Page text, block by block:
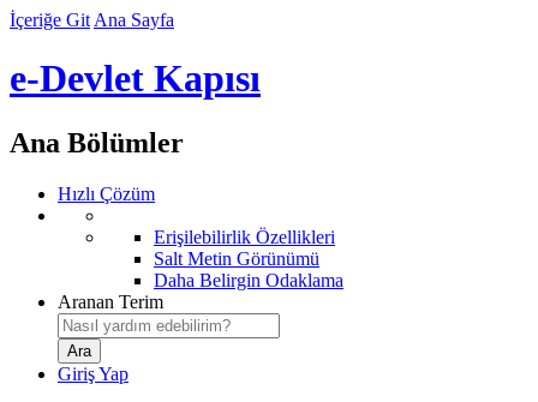
İçeriğe Git Ana Sayfa
e-Devlet Kapısı
Ana Bölümler
Hızlı Çözüm
Erişilebilirlik Özellikleri
Salt Metin Görünümü
Daha Belirgin Odaklama
Aranan Terim
Giriş Yap